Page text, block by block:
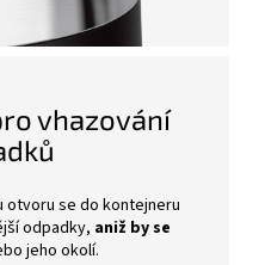
vhazování
otvoru se do kontejneru
odpadky, aniž by se
jeho okolí.